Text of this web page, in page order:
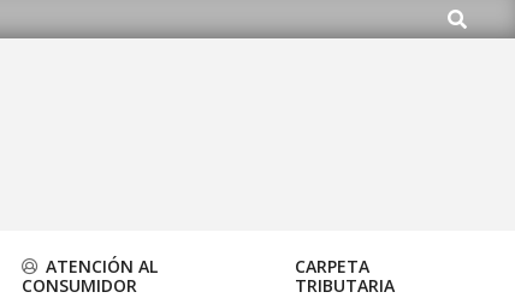
Buscar
ATENCIÓN AL
CONSUMIDOR
CARPETA
TRIBUTARIA